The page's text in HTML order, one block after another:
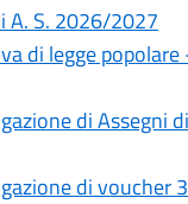
A. S. 2026/2027
di legge
di Assegni
di